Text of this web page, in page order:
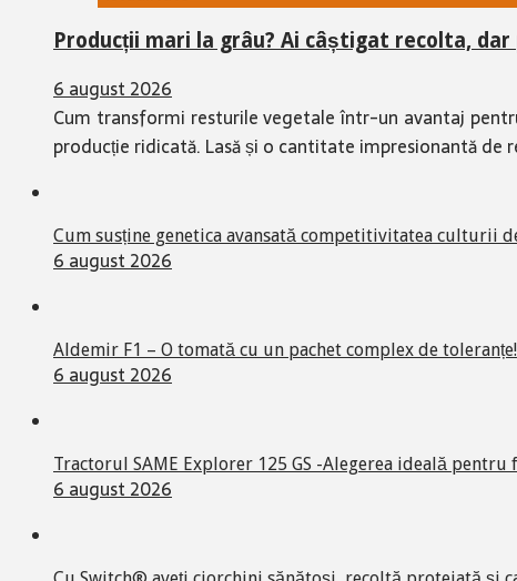
Producții mari la grâu? Ai câștigat recolta,
6 august 2026
Cum transformi resturile vegetale într-un avantaj
producție ridicată. Lasă și o cantitate impresionantă
Cum susține genetica avansată competitivitatea culturii
6 august 2026
Aldemir F1 – O tomată cu un pachet complex de toleranțe!
6 august 2026
Tractorul SAME Explorer 125 GS -Alegerea ideală pentru
6 august 2026